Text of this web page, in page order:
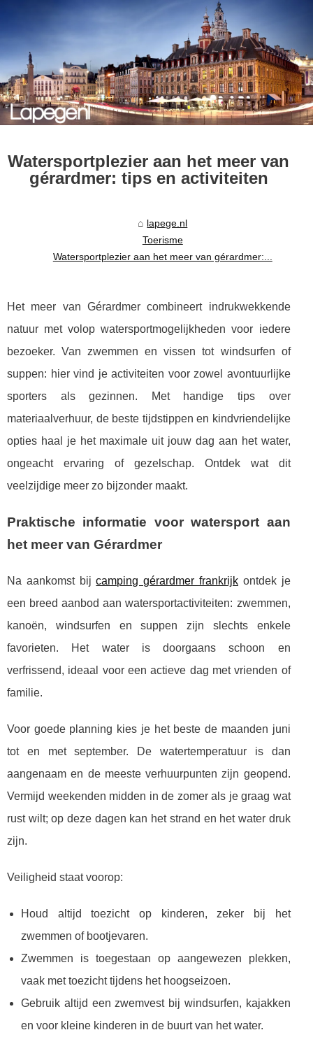
Watersportplezier aan het meer van
gérardmer: tips en activiteiten
lapege.nl
Toerisme
Watersportplezier aan het meer van gérardmer:...
Het meer van Gérardmer combineert indrukwekkende
natuur met volop watersportmogelijkheden voor iedere
bezoeker. Van zwemmen en vissen tot windsurfen of
suppen: hier vind je activiteiten voor zowel avontuurlijke
sporters als gezinnen. Met handige tips over
materiaalverhuur, de beste tijdstippen en kindvriendelijke
opties haal je het maximale uit jouw dag aan het water,
ongeacht ervaring of gezelschap. Ontdek wat dit
veelzijdige meer zo bijzonder maakt.
Praktische informatie voor watersport aan
het meer van Gérardmer
Na aankomst bijcamping gérardmer frankrijk ontdek je
een breed aanbod aan watersportactiviteiten: zwemmen,
kanoën, windsurfen en suppen zijn slechts enkele
favorieten. Het water is doorgaans schoon en
verfrissend, ideaal voor een actieve dag met vrienden of
familie.
Voor goede planning kies je het beste de maanden juni
tot en met september. De watertemperatuur is dan
aangenaam en de meeste verhuurpunten zijn geopend.
Vermijd weekenden midden in de zomer als je graag wat
rust wilt; op deze dagen kan het strand en het water druk
zijn.
Veiligheid staat voorop:
Houd altijd toezicht op kinderen, zeker bij het
zwemmen of bootjevaren.
Zwemmen is toegestaan op aangewezen plekken,
vaak met toezicht tijdens het hoogseizoen.
Gebruik altijd een zwemvest bij windsurfen, kajakken
en voor kleine kinderen in de buurt van het water.